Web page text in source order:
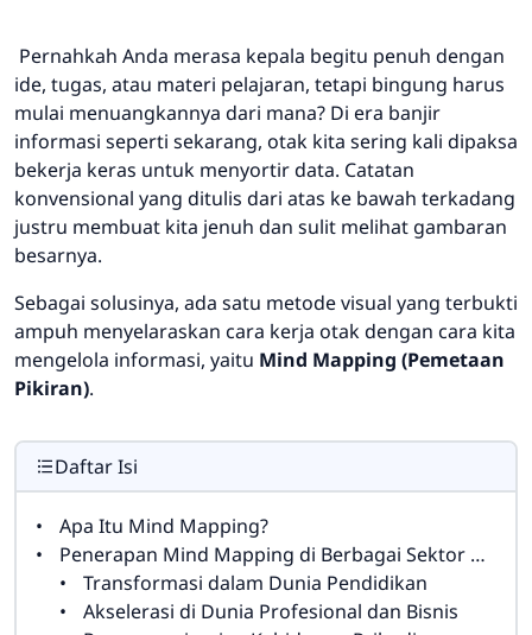
Pernahkah Anda merasa kepala begitu penuh dengan
ide, tugas, atau materi pelajaran, tetapi bingung harus
mulai menuangkannya dari mana? Di era banjir
informasi seperti sekarang, otak kita sering kali dipaksa
bekerja keras untuk menyortir data. Catatan
konvensional yang ditulis dari atas ke bawah terkadang
justru membuat kita jenuh dan sulit melihat gambaran
besarnya.
Sebagai solusinya, ada satu metode visual yang terbukti
ampuh menyelaraskan cara kerja otak dengan cara kita
mengelola informasi, yaitu Mind Mapping (Pemetaan
Pikiran).
Daftar Isi
Apa Itu Mind Mapping?
Penerapan Mind Mapping di Berbagai Sektor Kehidupan
Transformasi dalam Dunia Pendidikan
Akselerasi di Dunia Profesional dan Bisnis